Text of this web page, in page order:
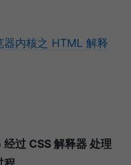
器内核之 HTML 解释
过 CSS 解释器 处理